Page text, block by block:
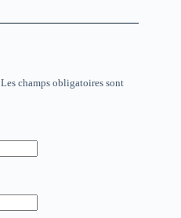
Les champs obligatoires sont